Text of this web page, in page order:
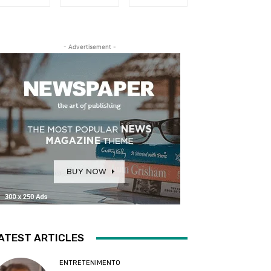
- Advertisement -
ARTICLES
ENTRETENIMENTO